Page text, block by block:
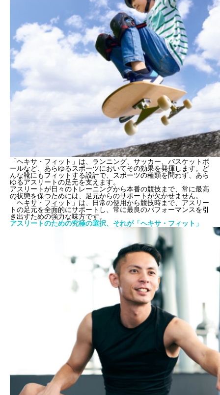
「ヘキサ・フィット」は、ランニング、サッカー、バスケットボ
ールなど、あらゆるスポーツにおいてその効果を発揮します。ど
んな靴にもフィットする設計で、スポーツの種類を問わず、あら
ゆるアスリートの足元を支えます。
アスリートが日々のトレーニングから本番の競技まで、常に最高
の状態を保つためには、足元からのサポートが欠かせません。
「ヘキサ・フィット」は、日常の使用から競技時まで、アスリー
トの足元を全面的にサポートし、常に最良のパフォーマンスを引
き出すための強力な味方です。
アスリートのための究極の選択、それが「ヘキサ・フィット」